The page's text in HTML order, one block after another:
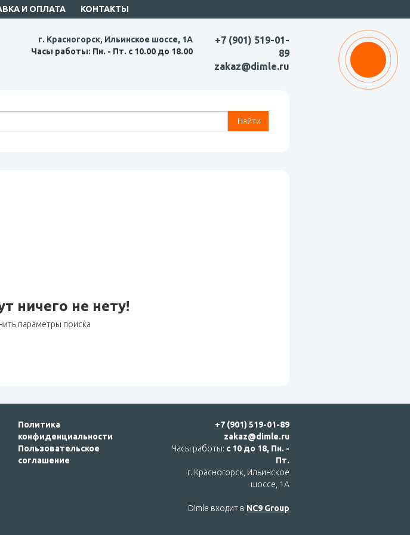
И ОПЛАТА КОНТАКТЫ
г. Красногорск, Ильинское шоссе, 1А
Часы работы: Пн. - Пт. с 10.00 до 18.00
+7 (901) 519-01-
89
zakaz@dimle.ru
Найти
ничего не нету!
параметры поиска
Политика
конфиденциальности
Пользовательское
соглашение
+7 (901) 519-01-89
zakaz@dimle.ru
Часы работы: с 10 до 18, Пн. -
Пт.
г. Красногорск, Ильинское
шоссе, 1А
Dimle входит в NC9 Group